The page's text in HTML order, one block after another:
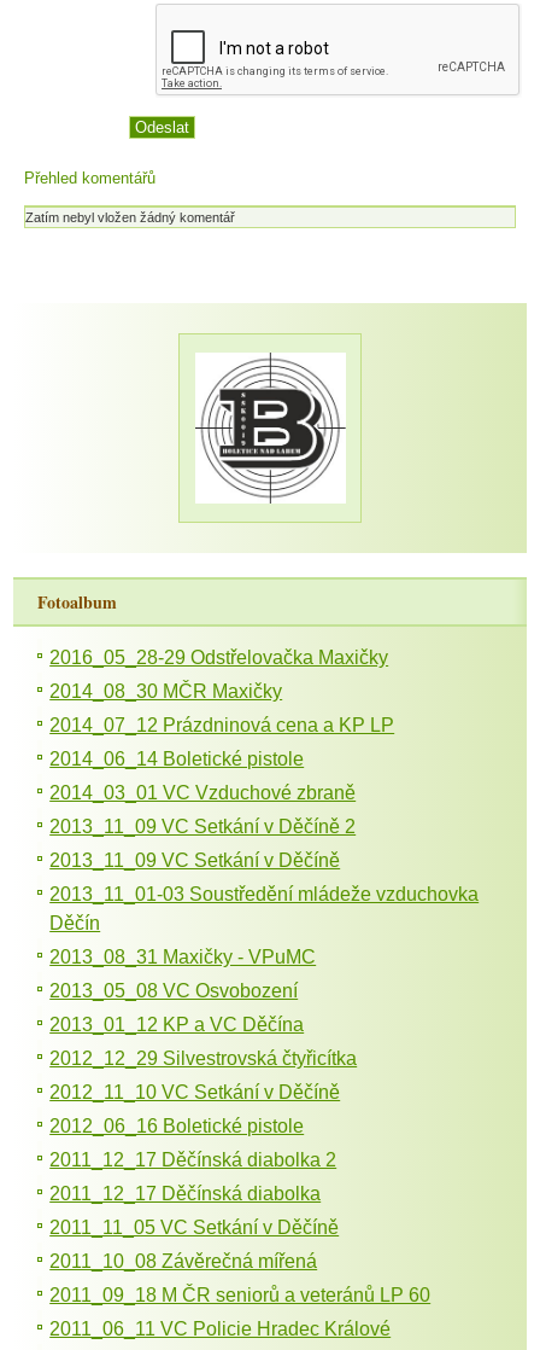
Přehled komentářů
Zatím nebyl vložen žádný komentář
Fotoalbum
2016_05_28-29 Odstřelovačka Maxičky
2014_08_30 MČR Maxičky
2014_07_12 Prázdninová cena a KP LP
2014_06_14 Boletické pistole
2014_03_01 VC Vzduchové zbraně
2013_11_09 VC Setkání v Děčíně 2
2013_11_09 VC Setkání v Děčíně
2013_11_01-03 Soustředění mládeže vzduchovka
Děčín
2013_08_31 Maxičky - VPuMC
2013_05_08 VC Osvobození
2013_01_12 KP a VC Děčína
2012_12_29 Silvestrovská čtyřicítka
2012_11_10 VC Setkání v Děčíně
2012_06_16 Boletické pistole
2011_12_17 Děčínská diabolka 2
2011_12_17 Děčínská diabolka
2011_11_05 VC Setkání v Děčíně
2011_10_08 Závěrečná mířená
2011_09_18 M ČR seniorů a veteránů LP 60
2011_06_11 VC Policie Hradec Králové